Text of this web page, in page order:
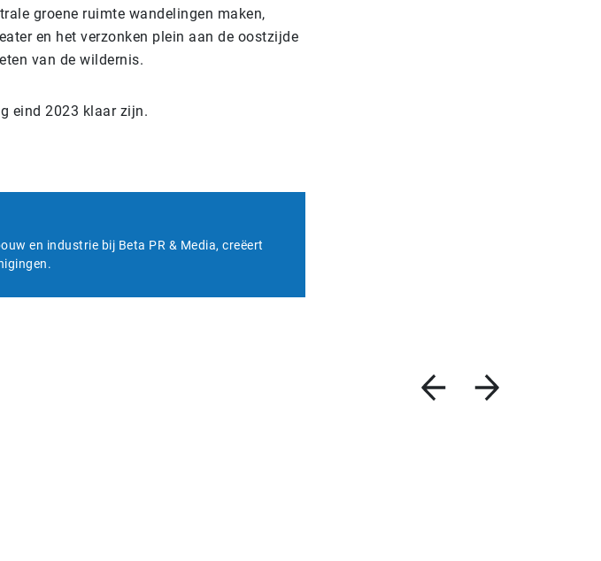
groene ruimte wandelingen maken,
en het verzonken plein aan de oostzijde
van de wildernis.
eind 2023 klaar zijn.
en industrie bij Beta PR & Media, creëert